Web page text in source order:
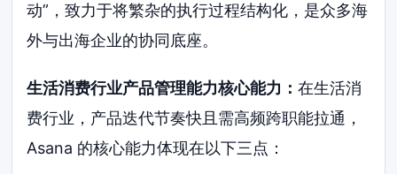
动”，致力于将繁杂的执行过程结构化，是众多海
外与出海企业的协同底座。
生活消费行业产品管理能力核心能力：在生活消
费行业，产品迭代节奏快且需高频跨职能拉通，
Asana 的核心能力体现在以下三点：